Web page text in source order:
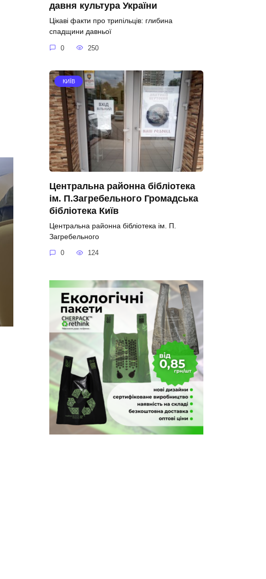
давня культура України
Цікаві факти про трипільців: глибина
спадщини давньої
0 250
КИЇВ
Центральна районна бібліотека
ім. П.Загребельного Громадська
бібліотека Київ
Центральна районна бібліотека ім. П.
Загребельного
0 124